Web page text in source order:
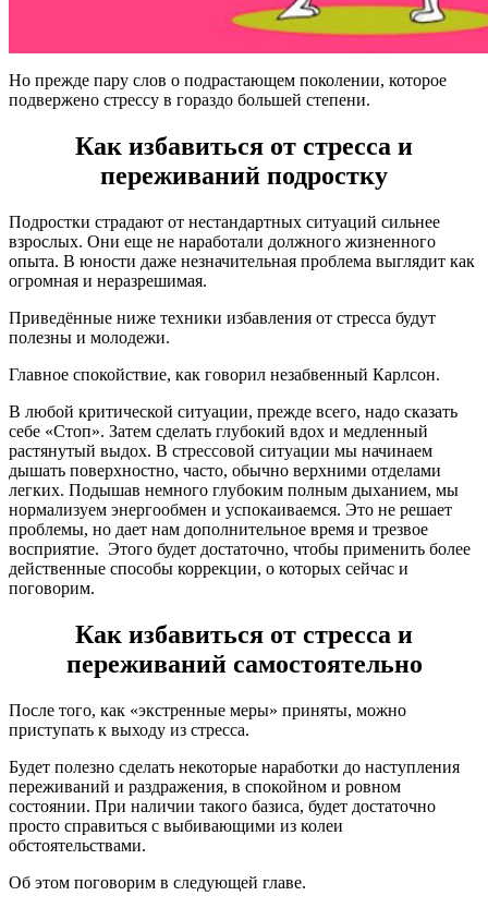
Но прежде пару слов о подрастающем поколении, которое
подвержено стрессу в гораздо большей степени.
Как избавиться от стресса и
переживаний подростку
Подростки страдают от нестандартных ситуаций сильнее
взрослых. Они еще не наработали должного жизненного
опыта. В юности даже незначительная проблема выглядит как
огромная и неразрешимая.
Приведённые ниже техники избавления от стресса будут
полезны и молодежи.
Главное спокойствие, как говорил незабвенный Карлсон.
В любой критической ситуации, прежде всего, надо сказать
себе «Стоп». Затем сделать глубокий вдох и медленный
растянутый выдох. В стрессовой ситуации мы начинаем
дышать поверхностно, часто, обычно верхними отделами
легких. Подышав немного глубоким полным дыханием, мы
нормализуем энергообмен и успокаиваемся. Это не решает
проблемы, но дает нам дополнительное время и трезвое
восприятие. Этого будет достаточно, чтобы применить более
действенные способы коррекции, о которых сейчас и
поговорим.
Как избавиться от стресса и
переживаний самостоятельно
После того, как «экстренные меры» приняты, можно
приступать к выходу из стресса.
Будет полезно сделать некоторые наработки до наступления
переживаний и раздражения, в спокойном и ровном
состоянии. При наличии такого базиса, будет достаточно
просто справиться с выбивающими из колеи
обстоятельствами.
Об этом поговорим в следующей главе.